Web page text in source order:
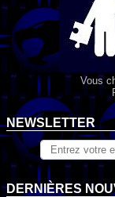
Vous
NEWSLETTER
DERNIÈRES